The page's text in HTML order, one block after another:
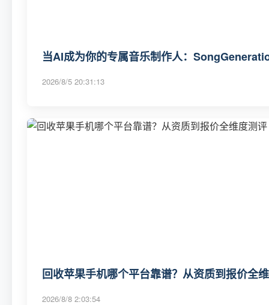
当AI成为你的专属音乐制作人：
2026/8/5 20:31:13
回收苹果手机哪个平台靠谱？从资质到报价全
2026/8/8 2:03:54